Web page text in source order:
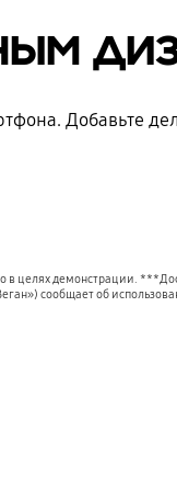
Добавьте
целях демонстрации.
сообщает об